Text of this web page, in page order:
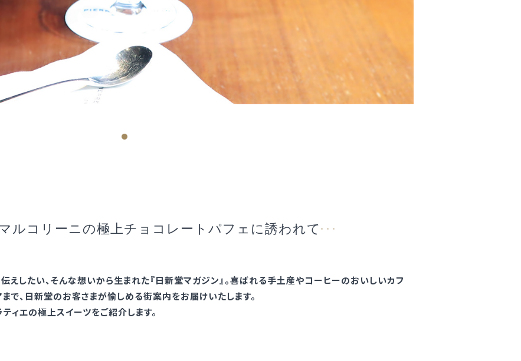
ルコリーニの極上チョコレートパフェに誘われて
したい、そんな想いから生まれた『日新堂マガジン』。喜ばれる手土産やコーヒーのおいしいカフ
まで、日新堂のお客さまが愉しめる街案内をお届けいたします。
ィエの極上スイーツをご紹介します。